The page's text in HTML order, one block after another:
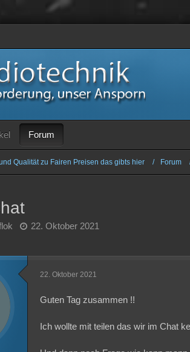
Forum
Qualität zu Fairen Preisen das gibts hier Forum
22. Oktober 2021
22. Oktober 2021
Guten Tag zusammen !!
Ich wollte mit teilen das wir im Chat